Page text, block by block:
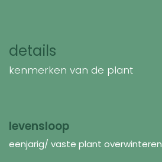
details
kenmerken van de plant
levensloop
eenjarig/ vaste plant overwinteren